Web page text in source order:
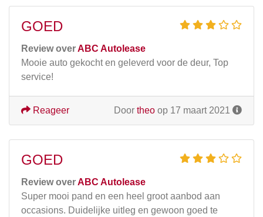
GOED
Review overABC Autolease
Mooie auto gekocht en geleverd voor de deur, Top
service!
Door theo op 17 maart 2021
Reageer
GOED
Review overABC Autolease
Super mooi pand en een heel groot aanbod aan
occasions. Duidelijke uitleg en gewoon goed te